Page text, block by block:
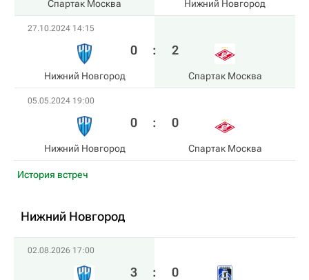
Спартак Москва Нижний Новгород
27.10.2024 14:15
Нижний Новгород
0 : 2
Спартак Москва
05.05.2024 19:00
Нижний Новгород
0 : 0
Спартак Москва
История встреч
Нижний Новгород
02.08.2026 17:00
3 : 0